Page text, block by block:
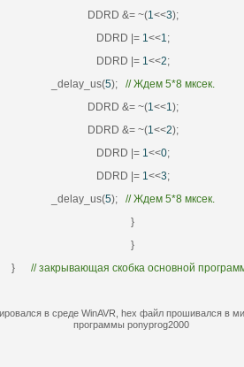
DDRD &= ~(1<<3);
DDRD |= 1<<1;
DDRD |= 1<<2;
_delay_us(5); //Ждем5*8 мксек.
DDRD &= ~(1<<1);
DDRD &= ~(1<<2);
DDRD |=1<<0;
DDRD |= 1<<3;
_delay_us(5); //Ждем5*8 мксек.
}
}
}
// закрывающая скобка основной
в среде WinAVR, hex файл прошивался в
программы ponyprog2000